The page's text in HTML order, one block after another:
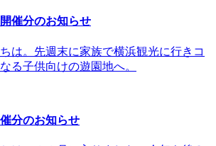
催分のお知らせ
は。先週末に家族で横浜観光に行きコ
る子供向けの遊園地へ。
分のお知らせ